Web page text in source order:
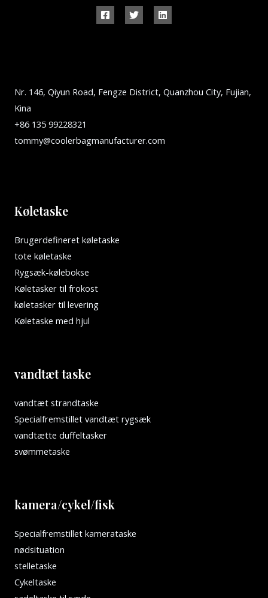
Nr. 146, Qiyun Road, Fengze District, Quanzhou City, Fujian,
Kina
+86 135 99228321
tommy@coolerbagmanufacturer.com
Køletaske
Brugerdefineret køletaske
tote køletaske
Rygsæk-kølebokse
Køletasker til frokost
køletasker til levering
Køletaske med hjul
vandtæt taske
vandtæt strandtaske
Specialfremstillet vandtæt rygsæk
vandtætte duffeltasker
svømmetaske
kamera/cykel/fisk
Specialfremstillet kamerataske
nødsituation
stelletaske
Cykeltaske